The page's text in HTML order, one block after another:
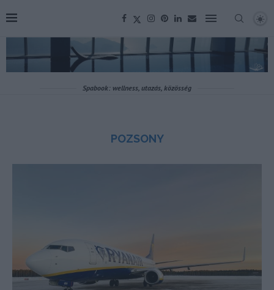
Spabook: wellness, utazás, közösség
POZSONY